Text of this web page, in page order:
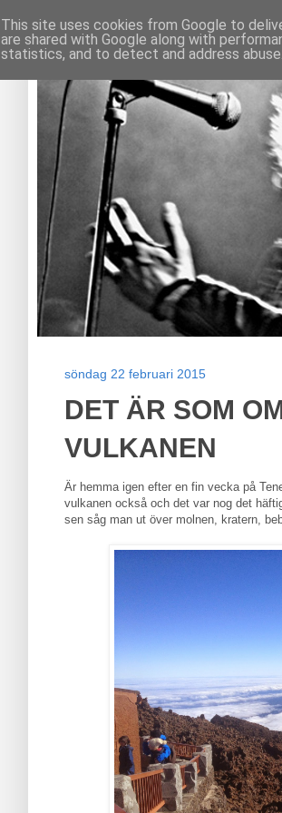
söndag 22 februari 2015
DET ÄR SOM
VULKANEN
Är hemma igen efter en fin vecka på
vulkanen också och det var nog det
sen såg man ut över molnen, kratern,
This site uses cookies from Google to
are shared with Google along with
statistics, and to detect and address abuse.